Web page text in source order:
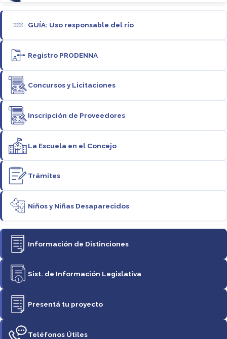
GUÍA: Uso responsable del río
Registro PRODENNA
Concursos y Licitaciones
Inscripción de Proveedores
La Escuela en el Concejo
Trámites
Niños y Niñas Desaparecidos
Información de Distinciones
Sist. de Información Legislativa
Presentá tu proyecto
Teléfonos Útiles